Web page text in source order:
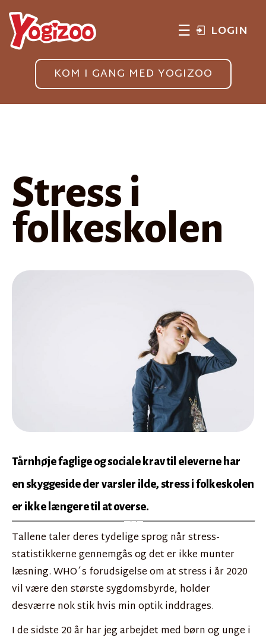
KOM I GANG MED YOGIZOO
LOGIN
☰
Stress i
folkeskolen
Tårnhøje faglige og sociale krav til eleverne har
en skyggeside der varsler ilde, stress i folkeskolen
er ikke længere til at overse.
Tallene taler deres tydelige sprog når stress-
statistikkerne gennemgås og det er ikke munter
læsning. WHO´s forudsigelse om at stress i år 2020
vil være den største sygdomsbyrde, holder
desværre nok stik hvis min optik inddrages.
I de sidste 20 år har jeg arbejdet med børn og unge i